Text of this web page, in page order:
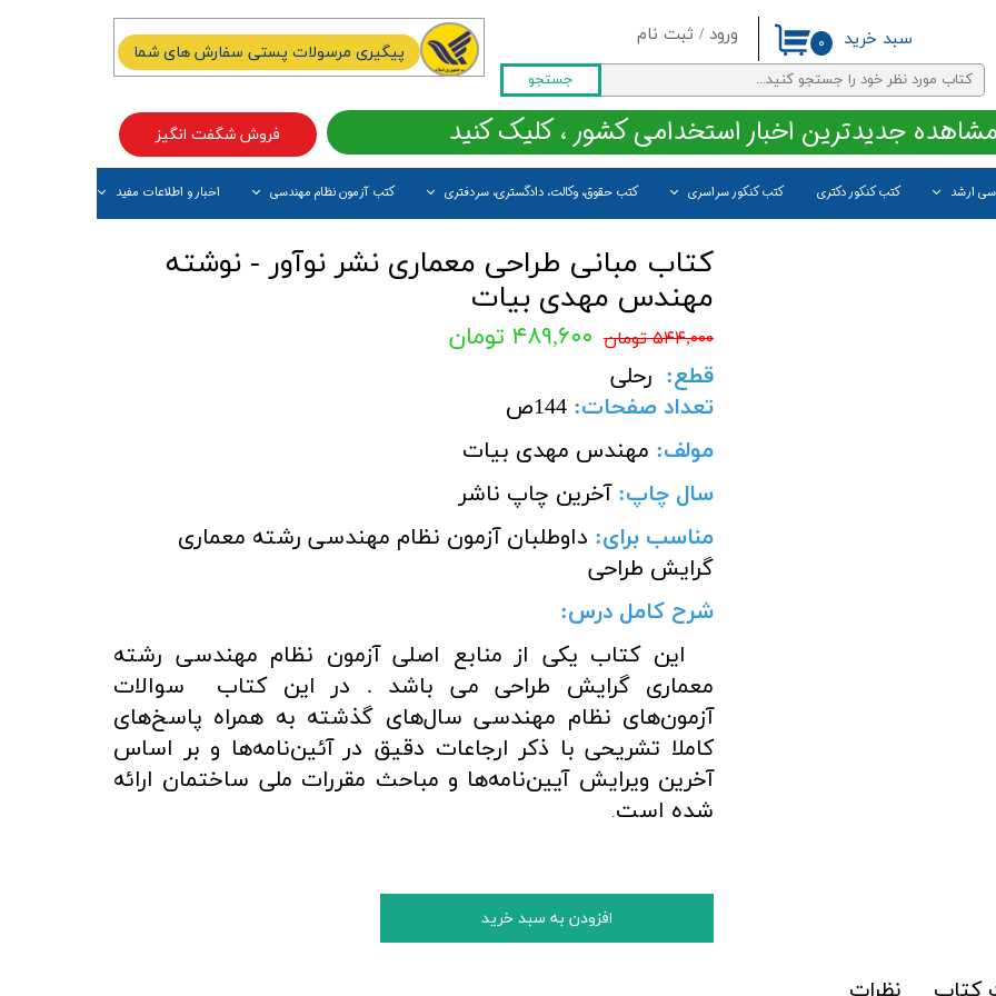
ورود / ثبت نام
حساب کاربری من
تغییر گذر واژه
سفارشات
خروج از حساب کاربری
جستجو
ارشد کتب کنکور دکتری کتب کنکور سراسری کتب حقوق، وکالت، دادگستری، سردفتری کتب آزمون نظام مهندسی اخبار و اطلاعات مفید
۰ سبد خرید
فروش شگفت انگیز جدیدترین اخبار استخدامی کشور ، کلیک کنید
پیگیری مرسولات پستی سفارش های شما
کتاب مبانی طراحی معماری نشر نوآور - نوشته
مهندس مهدی بیات
۵۴۴,۰۰۰ تومان ۴۸۹,۶۰۰ تومان
قطع: رحلی
تعداد صفحات:
144ص
مولف: مهندس مهدی بیات
سال چاپ: آخرین چاپ ناشر
مناسب برای: داوطلبان آزمون نظام مهندسی رشته معماری
گرایش طراحی
شرح کامل درس:
این کتاب یکی از منابع اصلی آزمون نظام مهندسی رشته
معماری گرایش طراحی می باشد . در این کتاب سوالات
آزمون‌های نظام مهندسی سال‌های گذشته به همراه پاسخ‌های
کاملا تشریحی با ذکر ارجاعات دقیق در آئین‌نامه‌ها و بر اساس
آخرین ویرایش آیین‌نامه‌ها و مباحث مقررات ملی ساختمان ارائه
شده است.
افزودن به سبد خرید